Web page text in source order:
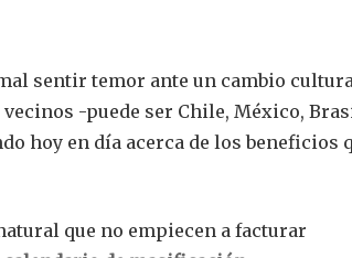
sentir temor ante un cambio
-puede ser Chile, México,
hoy en día acerca de los beneficios
que no empiecen a facturar